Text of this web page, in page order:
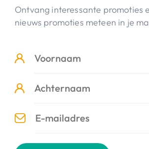
Ontvang interessante promoties
nieuws promoties meteen in je